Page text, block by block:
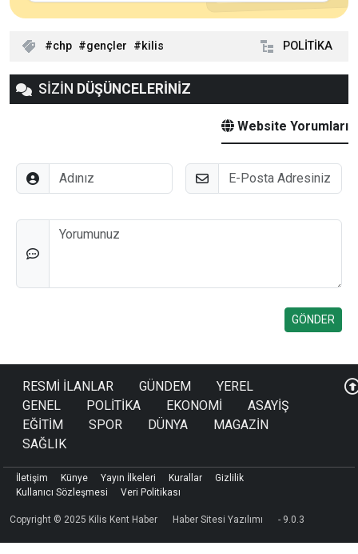
chp gençler kilis POLİTİKA
SİZİN DÜŞÜNCELERİNİZ
Website Yorumları
Adınız E-Posta
Düşünceleriniz
RESMİ İLANLAR GÜNDEM
YEREL
GENEL
POLİTİKA EKONOMİ
ASAYİŞ
EĞİTİM
SPOR DÜNYA
MAGAZİN
SAĞLIK
Copyright © 2025 Kilis Kent Haber Haber Sitesi Yazılımı - 9.0.3
İletişim Künye Yayın İlkeleri Kurallar
Gizlilik
Kullanıcı Sözleşmesi
Veri Politikası